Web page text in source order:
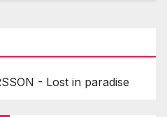
- Lost in paradise